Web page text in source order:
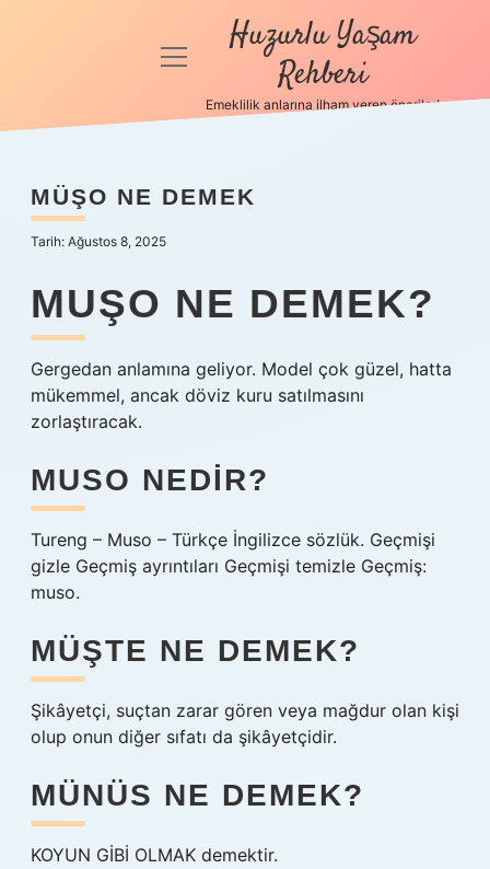
Anasayfa
Politikası
Yasal Uyarı
Hakkımızda
menüyü
Huzurlu Yaşam
Rehberi
Emeklilik anlarına ilham veren öneriler!
MÜŞO NE DEMEK
Tarih: Ağustos 8, 2025
MUŞO NE DEMEK?
Gergedan anlamına geliyor. Model çok güzel, hatta
mükemmel, ancak döviz kuru satılmasını
zorlaştıracak.
MUSO NEDIR?
Tureng – Muso – Türkçe İngilizce sözlük. Geçmişi
gizle Geçmiş ayrıntıları Geçmişi temizle Geçmiş:
muso.
MÜŞTE NE DEMEK?
Şikâyetçi, suçtan zarar gören veya mağdur olan kişi
olup onun diğer sıfatı da şikâyetçidir.
MÜNÜS NE DEMEK?
KOYUN GİBİ OLMAK demektir.